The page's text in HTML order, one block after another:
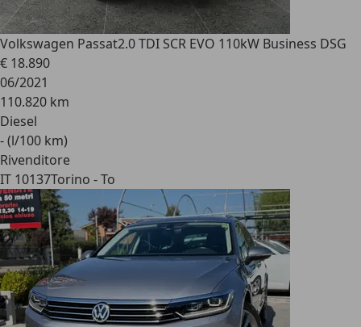
Volkswagen Passat2.0 TDI SCR EVO 110kW Business DSG
€ 18.890
06/2021
110.820 km
Diesel
- (l/100 km)
Rivenditore
IT 10137Torino - To